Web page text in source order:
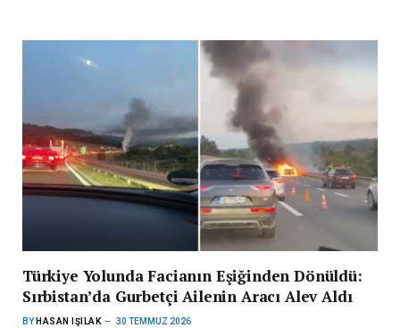
Türkiye Yolunda Facianın Eşiğinden Dönüldü:
Sırbistan’da Gurbetçi Ailenin Aracı Alev Aldı
BY HASAN IŞILAK 30 TEMMUZ 2026